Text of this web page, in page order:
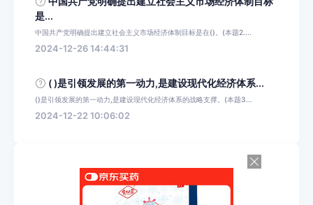
是...
中国共产党明确提出建立社会主义市场经济体制目标是在()。(本题2....
2024-12-26 14:44:31
( )是引领发展的第一动力,是建设现代化经济体系...
()是引领发展的第一动力,是建设现代化经济体系的战略支撑。(本题3...
2024-12-22 10:06:02